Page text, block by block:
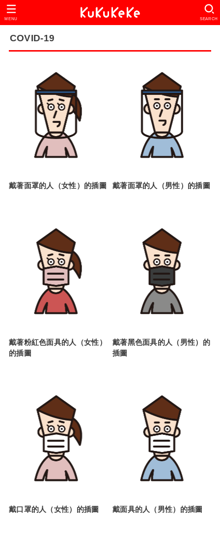
SEARCH
MENU
COVID-19
戴著面罩的人（女性）的插圖 戴著面罩的人（男性）的插圖
戴著粉紅色面具的人（女性）
的插圖
戴著黑色面具的人（男性）的
插圖
戴口罩的人（女性）的插圖 戴面具的人（男性）的插圖